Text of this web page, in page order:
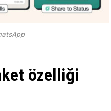
özelliği